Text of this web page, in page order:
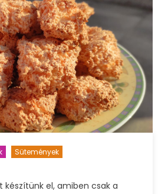
Sütemények
el, amiben csak a